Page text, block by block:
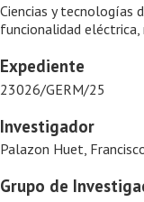
Ciencias y tecnologías
funcionalidad eléctrica,
Expediente
23026/GERM/25
Investigador
Palazon Huet,
Grupo de